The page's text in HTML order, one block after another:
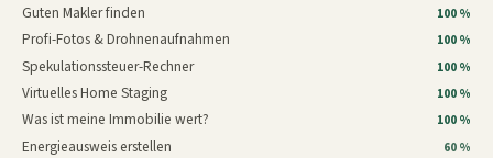
Guten Makler finden 100 %
Profi-Fotos & Drohnenaufnahmen 100 %
Spekulationssteuer-Rechner 100 %
Virtuelles Home Staging 100 %
Was ist meine Immobilie wert? 100 %
Energieausweis erstellen 60 %